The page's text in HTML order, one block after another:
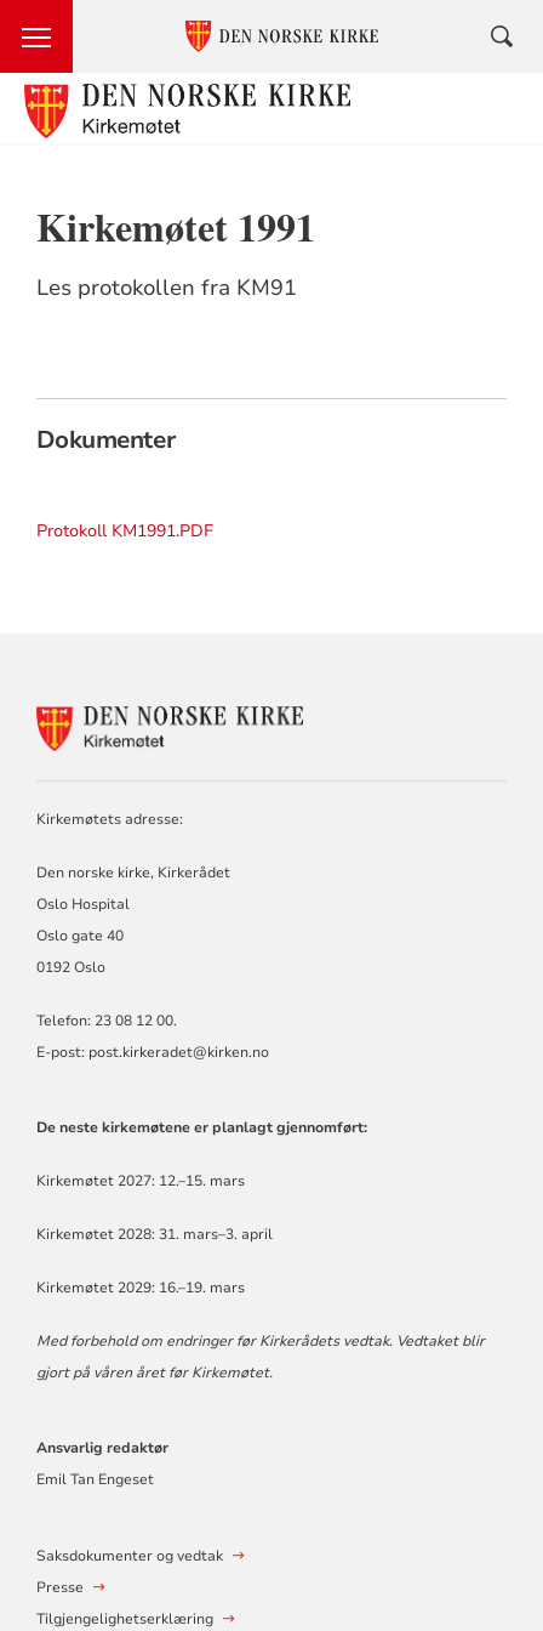
Kirkemøtet 1991
Les protokollen fra KM91
Dokumenter
Protokoll KM1991.PDF
KONTAKTINFORMASJON
Kirkemøtets adresse:
Den norske kirke, Kirkerådet
Oslo Hospital
Oslo gate 40
0192 Oslo
Telefon: 23 08 12 00.
E-post: post.kirkeradet@kirken.no
De neste kirkemøtene er planlagt gjennomført:
Kirkemøtet 2027: 12.–15. mars
Kirkemøtet 2028: 31. mars–3. april
Kirkemøtet 2029: 16.–19. mars
Med forbehold om endringer før Kirkerådets vedtak. Vedtaket blir
gjort på våren året før Kirkemøtet.
Ansvarlig redaktør
Emil Tan Engeset
Saksdokumenter og vedtak
Presse
Tilgjengelighetserklæring